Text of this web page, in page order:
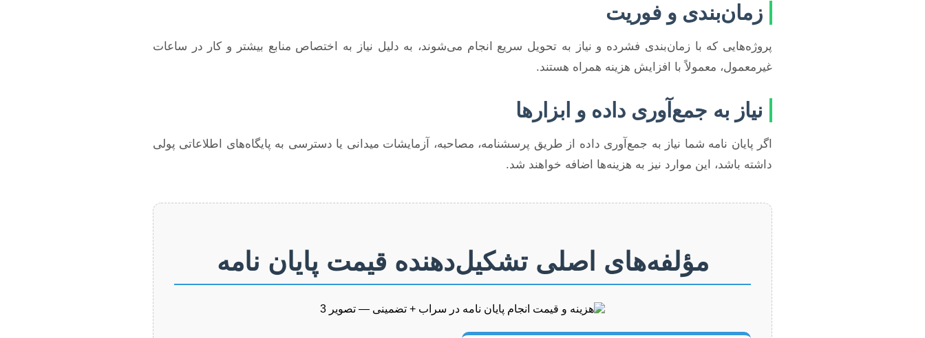
زمان‌بندی و فوریت
پروژه‌هایی که با زمان‌بندی فشرده و نیاز به تحویل سریع انجام می‌شوند، به دلیل نیاز به اختصاص منابع بیشتر و کار در ساعات
غیرمعمول، معمولاً با افزایش هزینه همراه هستند.
نیاز به جمع‌آوری داده و ابزارها
اگر پایان نامه شما نیاز به جمع‌آوری داده از طریق پرسشنامه، مصاحبه، آزمایشات میدانی یا دسترسی به پایگاه‌های اطلاعاتی پولی
داشته باشد، این موارد نیز به هزینه‌ها اضافه خواهند شد.
مؤلفه‌های اصلی تشکیل‌دهنده قیمت پایان نامه